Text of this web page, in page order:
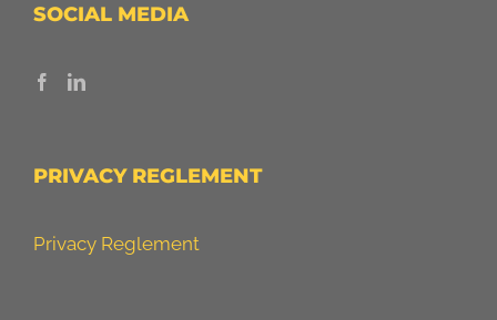
SOCIAL MEDIA
PRIVACY REGLEMENT
Privacy Reglement